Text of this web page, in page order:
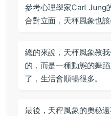
參考心理學家Carl Jung
合對立面，天秤風象也該
總的來說，天秤風象教
的，而是一種動態的舞
了，生活會順暢很多。
最後，天秤風象的奧秘